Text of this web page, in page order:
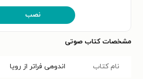
نصب
مشخصات کتاب صوتی
نام کتاب اندوهی فراتر از رویا